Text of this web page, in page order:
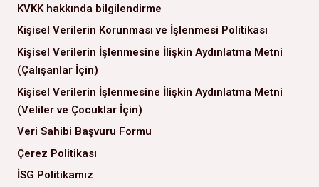
KVKK hakkında bilgilendirme
Kişisel Verilerin Korunması ve İşlenmesi Politikası
Kişisel Verilerin İşlenmesine İlişkin Aydınlatma Metni
(Çalışanlar İçin)
Kişisel Verilerin İşlenmesine İlişkin Aydınlatma Metni
(Veliler ve Çocuklar İçin)
Veri Sahibi Başvuru Formu
Çerez Politikası
İSG Politikamız